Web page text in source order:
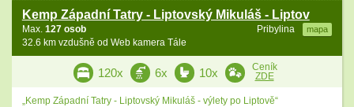
Kemp Západní Tatry - Liptovský Mikuláš - Liptov
Pribylina mapa
Max. 127 osob
32.6 km vzdušně od Web kamera Tále
120x 6x 10x
Ceník
ZDE
„Kemp Západní Tatry - Liptovský Mikuláš - výlety po Liptově“